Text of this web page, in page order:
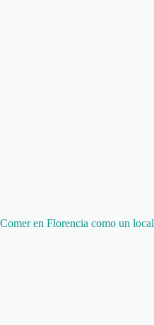
Comer en Florencia como un local